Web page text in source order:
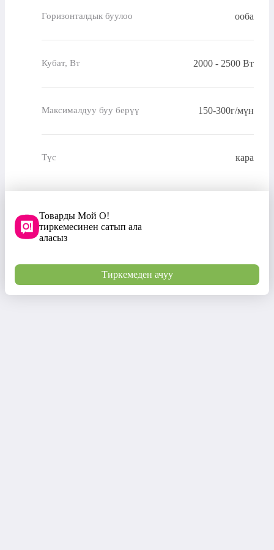
Горизонталдык буулоо ооба
Кубат, Вт 2000 - 2500 Вт
Максималдуу буу берүү 150-300г/мүн
Түс кара
Товарды Мой О!
тиркемесинен сатып ала
аласыз
Тиркемеден ачуу